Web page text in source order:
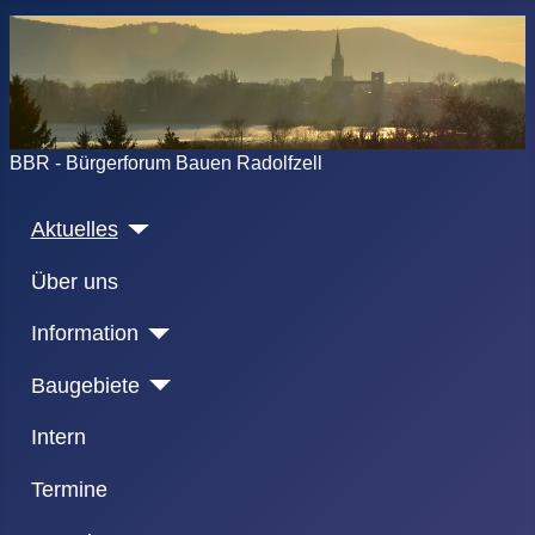
BBR - Bürgerforum Bauen Radolfzell
Aktuelles
Über uns
Information
Baugebiete
Intern
Termine